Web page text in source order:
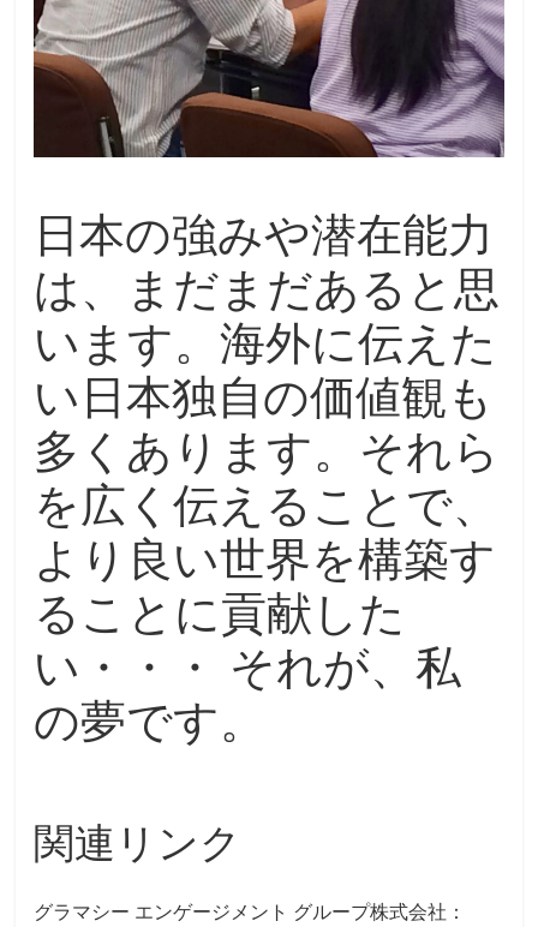
日本の強みや潜在能力
は、まだまだあると思
います。海外に伝えた
い日本独自の価値観も
多くあります。それら
を広く伝えることで、
より良い世界を構築す
ることに貢献した
い・・・ それが、私
の夢です。
関連リンク
グラマシー エンゲージメント グループ株式会社：